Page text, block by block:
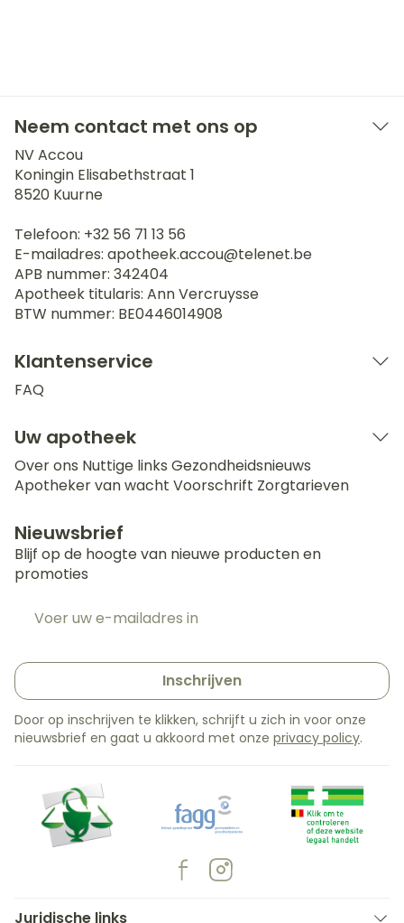
Neem contact met ons op
NV Accou
Koningin Elisabethstraat 1
8520 Kuurne
Telefoon: +32 56 71 13 56
E-mailadres: apotheek.accou@telenet.be
APB nummer: 342404
Apotheek titularis: Ann Vercruysse
BTW nummer: BE0446014908
Klantenservice
FAQ
Uw apotheek
Over ons Nuttige links Gezondheidsnieuws
Apotheker van wacht Voorschrift Zorgtarieven
Nieuwsbrief
Blijf op de hoogte van nieuwe producten en
promoties
Inschrijven
Door op inschrijven te klikken, schrijft u zich in voor onze
nieuwsbrief en gaat u akkoord met onze privacy policy.
Juridische links